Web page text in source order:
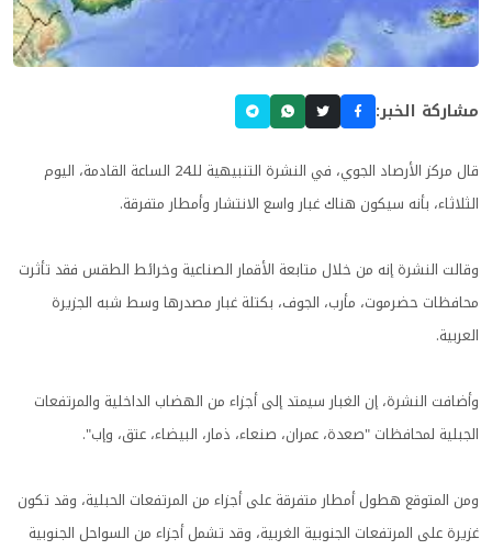
مشاركة الخبر:
قال مركز الأرصاد الجوي، في النشرة التنبيهية للـ24 الساعة القادمة، اليوم
الثلاثاء، بأنه سيكون هناك غبار واسع الانتشار وأمطار متفرقة.
وقالت النشرة إنه من خلال متابعة الأقمار الصناعية وخرائط الطقس فقد تأثرت
محافظات حضرموت، مأرب، الجوف، بكتلة غبار مصدرها وسط شبه الجزيرة
العربية.
وأضافت النشرة، إن الغبار سيمتد إلى أجزاء من الهضاب الداخلية والمرتفعات
الجبلية لمحافظات "صعدة، عمران، صنعاء، ذمار، البيضاء، عتق، وإب".
ومن المتوقع هطول أمطار متفرقة على أجزاء من المرتفعات الحبلية، وقد تكون
غزيرة على المرتفعات الجنوبية الغربية، وقد تشمل أجزاء من السواحل الجنوبية